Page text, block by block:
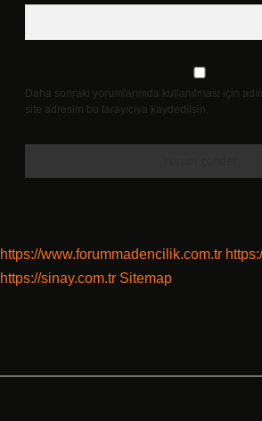
Daha sonraki yorumlarımda kullanılması için
site adresim bu tarayıcıya kaydedilsin.
https://www.forummadencilik.com.tr
https://sinay.com.tr Sitemap